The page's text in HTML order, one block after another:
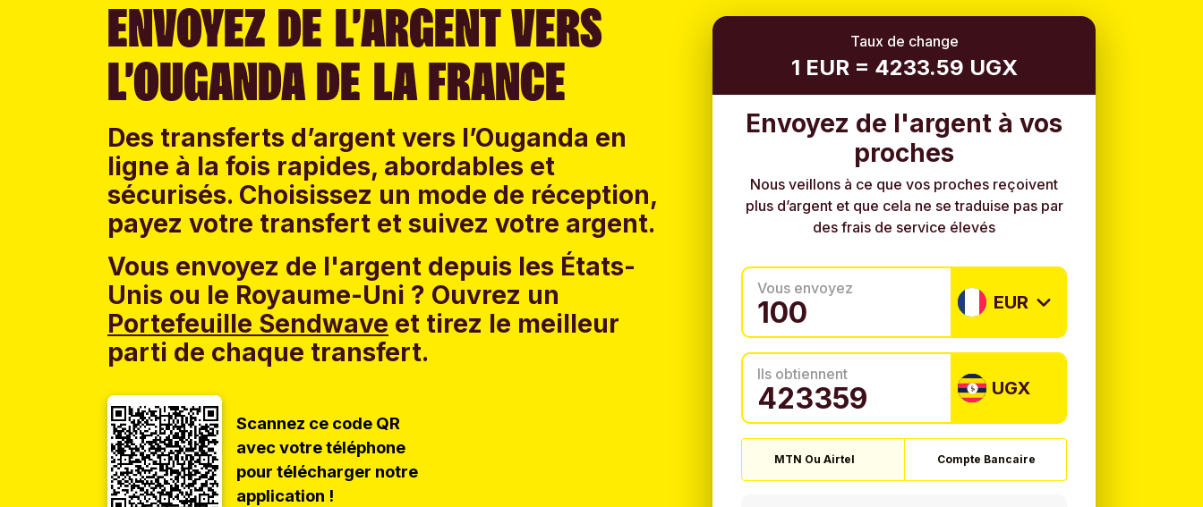
ENVOYEZ DE L’ARGENT VERS
L’OUGANDA DE LA FRANCE
Des transferts d’argent vers l’Ouganda en
ligne à la fois rapides, abordables et
sécurisés. Choisissez un mode de réception,
payez votre transfert et suivez votre argent.
Vous envoyez de l'argent depuis les États-
Unis ou le Royaume-Uni ? Ouvrez un
Portefeuille Sendwave et tirez le meilleur
parti de chaque transfert.
Scannez ce code QR
avec votre téléphone
pour télécharger notre
application !
Taux de change
1 EUR = 4233.59 UGX
Envoyez de l'argent à vos
proches
Nous veillons à ce que vos proches reçoivent
plus d’argent et que cela ne se traduise pas par
des frais de service élevés
Vous envoyez
EUR
Ils obtiennent
UGX
MTN Ou Airtel Compte Bancaire